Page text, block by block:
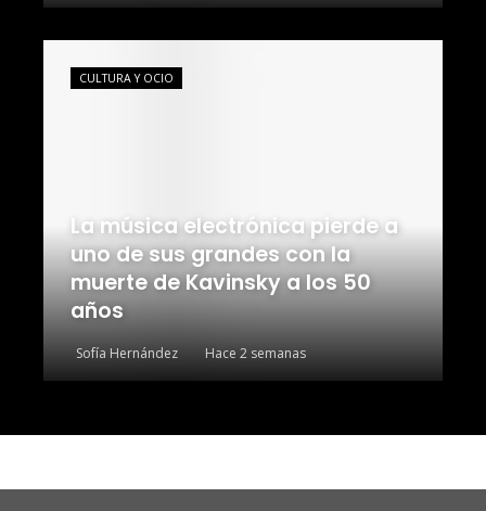
CULTURA Y OCIO
La música electrónica pierde a
uno de sus grandes con la
muerte de Kavinsky a los 50
años
Sofía Hernández Hace 2 semanas